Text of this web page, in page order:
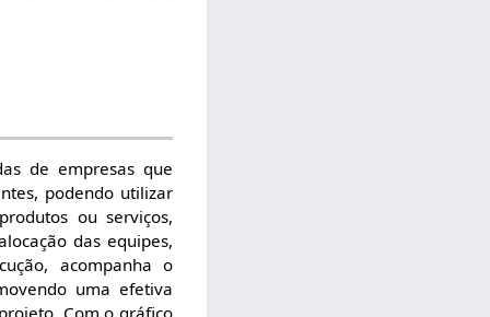
de empresas que
podendo utilizar
ou serviços,
das equipes,
acompanha o
uma efetiva